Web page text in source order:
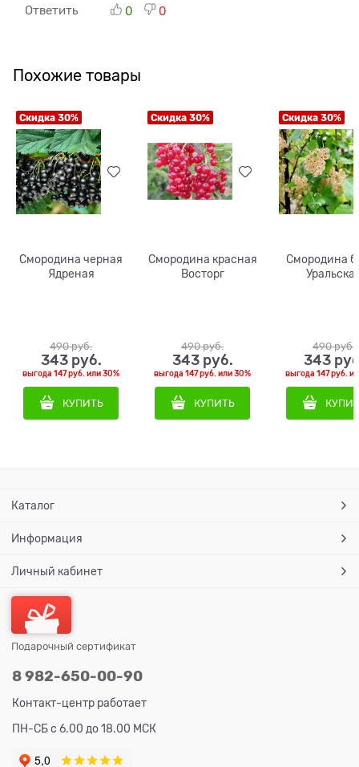
Ответить 0 0
Похожие товары
Скидка 30%
Смородина черная
Ядреная
490 руб.
343 руб.
выгода147 руб. или30%
КУПИТЬ
Скидка 30%
Смородина красная
Восторг
490 руб.
343 руб.
выгода147 руб. или30%
КУПИТЬ
Скидка 30%
Смородина
490 руб.
343
выгода147 руб.
Каталог
Информация
Личный кабинет
Подарочный сертификат
8 982-650-00-90
Контакт-центр работает
ПН-СБ с 6.00 до 18.00 МСК